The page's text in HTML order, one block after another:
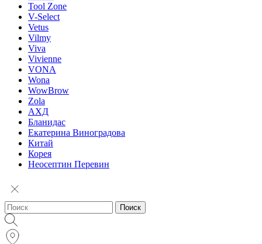
Tool Zone
V-Select
Vetus
Vilmy
Viva
Vivienne
VONA
Wona
WowBrow
Zola
АХД
Бланидас
Екатерина Виноградова
Китай
Корея
Неосептин Перевин
Поиск